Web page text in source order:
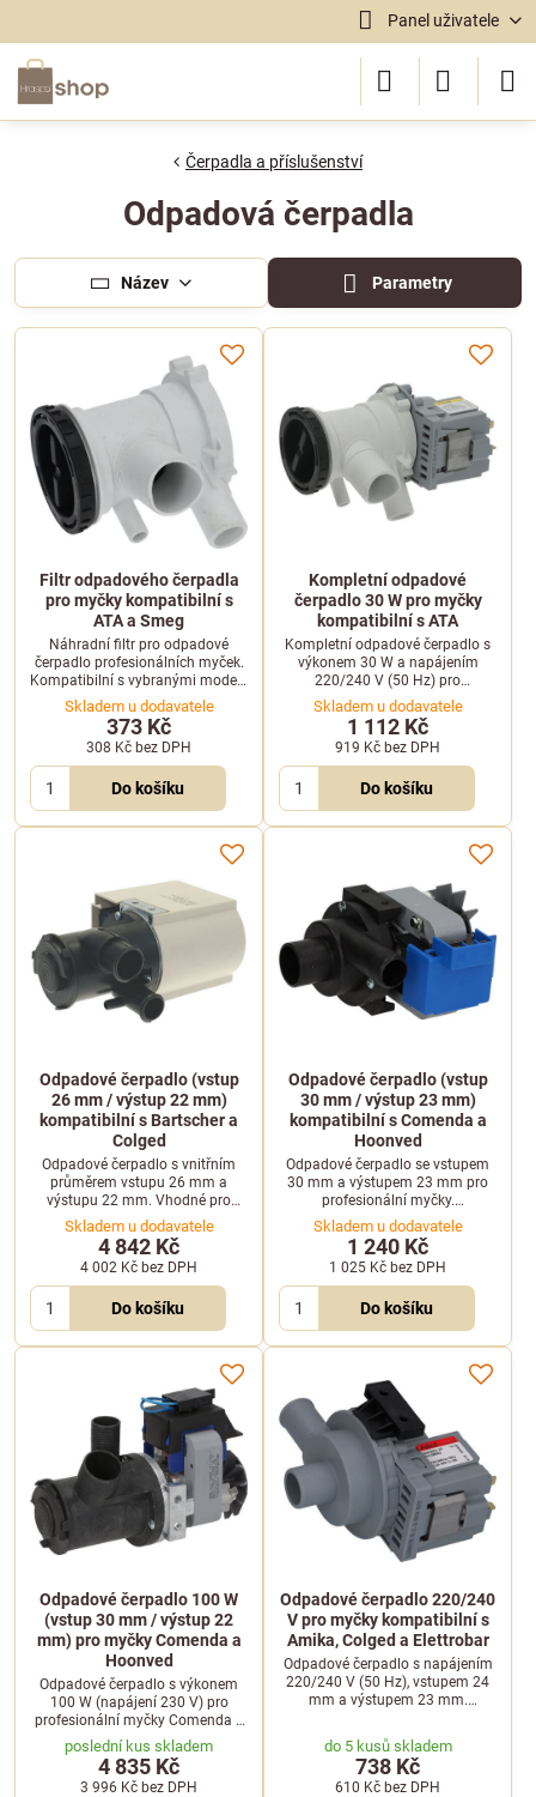
Panel uživatele
Čerpadla a příslušenství
Odpadová čerpadla
Název Parametry
Filtr odpadového čerpadla
pro myčky kompatibilní s
ATA a Smeg
Náhradní filtr pro odpadové
čerpadlo profesionálních myček.
Kompatibilní s vybranými modely
značek ATA (např. AF55PS) a
Smeg (např. SLB500).
Skladem u dodavatele
373 Kč
308 Kč bez DPH
Do košíku
Kompletní odpadové
čerpadlo 30 W pro myčky
kompatibilní s ATA
Kompletní odpadové čerpadlo s
výkonem 30 W a napájením
220/240 V (50 Hz) pro
profesionální myčky nádobí.
Určeno pro zařízení značky ATA.
Skladem u dodavatele
1 112 Kč
919 Kč bez DPH
Do košíku
Odpadové čerpadlo (vstup
26 mm / výstup 22 mm)
kompatibilní s Bartscher a
Colged
Odpadové čerpadlo s vnitřním
průměrem vstupu 26 mm a
výstupu 22 mm. Vhodné pro
profesionální myčky značek
Bartscher, Colged a Elettrobar.
Skladem u dodavatele
4 842 Kč
4 002 Kč bez DPH
Do košíku
Odpadové čerpadlo (vstup
30 mm / výstup 23 mm)
kompatibilní s Comenda a
Hoonved
Odpadové čerpadlo se vstupem
30 mm a výstupem 23 mm pro
profesionální myčky.
Kompatibilní s modely Comenda
a Hoonved, odpovídá starší verzi
Sammic 4309102.
Skladem u dodavatele
1 240 Kč
1 025 Kč bez DPH
Do košíku
Odpadové čerpadlo 100 W
(vstup 30 mm / výstup 22
mm) pro myčky Comenda a
Hoonved
Odpadové čerpadlo s výkonem
100 W (napájení 230 V) pro
profesionální myčky Comenda a
Hoonved. Průměr vstupu 30 mm,
průměr výstupu 22 mm.
poslední kus skladem
4 835 Kč
3 996 Kč bez DPH
Odpadové čerpadlo 220/240
V pro myčky kompatibilní s
Amika, Colged a Elettrobar
Odpadové čerpadlo s napájením
220/240 V (50 Hz), vstupem 24
mm a výstupem 23 mm.
Apach, Colged, Elettrobar a
dalšími.
do 5 kusů skladem
738 Kč
610 Kč bez DPH